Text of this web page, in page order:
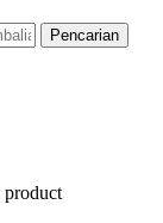
Pencarian
product